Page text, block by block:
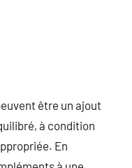
être un ajout
à condition
En